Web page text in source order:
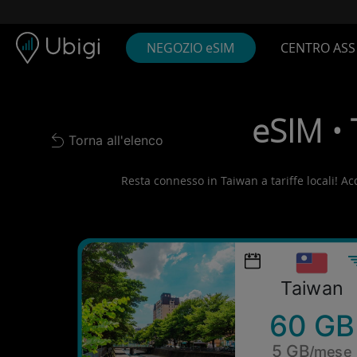
NEGOZIO eSIM CENTRO
Back to list
Torna all'elenco eSIM
Resta connesso in Taiwan a tariffe locali!
Taiwan
60 GB
5 GB/mese